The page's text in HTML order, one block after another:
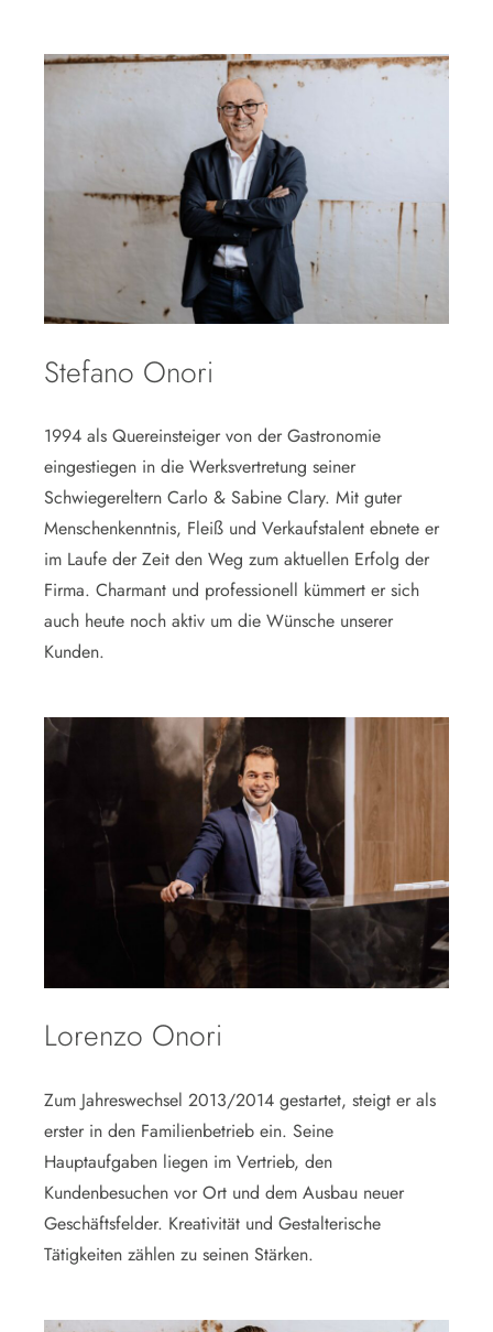
Stefano Onori
1994 als Quereinsteiger von der Gastronomie
eingestiegen in die Werksvertretung seiner
Schwiegereltern Carlo & Sabine Clary. Mit guter
Menschenkenntnis, Fleiß und Verkaufstalent ebnete er
im Laufe der Zeit den Weg zum aktuellen Erfolg der
Firma. Charmant und professionell kümmert er sich
auch heute noch aktiv um die Wünsche unserer
Kunden.
Lorenzo Onori
Zum Jahreswechsel 2013/2014 gestartet, steigt er als
erster in den Familienbetrieb ein. Seine
Hauptaufgaben liegen im Vertrieb, den
Kundenbesuchen vor Ort und dem Ausbau neuer
Geschäftsfelder. Kreativität und Gestalterische
Tätigkeiten zählen zu seinen Stärken.